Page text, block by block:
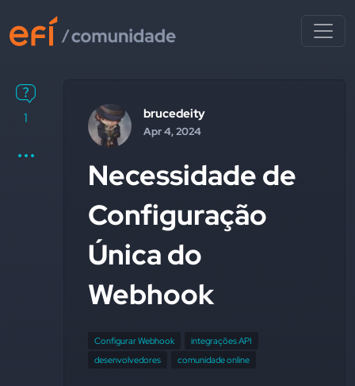
1 brucedeity
Apr 4, 2024
Necessidade de
Configuração
Única do
Webhook
Configurar Webhook
integrações API
desenvolvedores
comunidade online